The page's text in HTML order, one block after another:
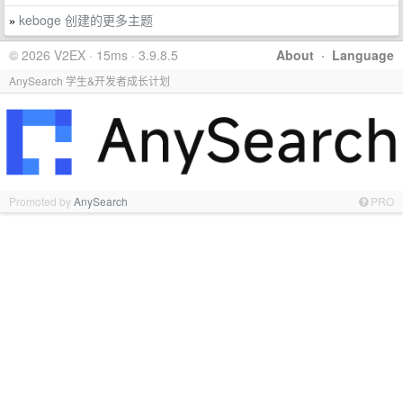
» keboge 创建的更多主题
About · Language
© 2026 V2EX · 15ms · 3.9.8.5
AnySearch 学生&开发者成长计划
Promoted byAnySearch PRO